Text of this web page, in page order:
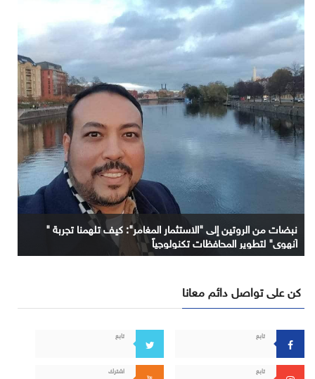
نبضات من الروتين إلى "الاستثمار المغامر": كيف تلهمنا تجربة "
آنهوي" لتطوير المحافظات تكنولوجياً
كن على تواصل دائم معانا
تابع تابع
تابع اشترك